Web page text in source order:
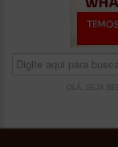
OLÁ, SEJA